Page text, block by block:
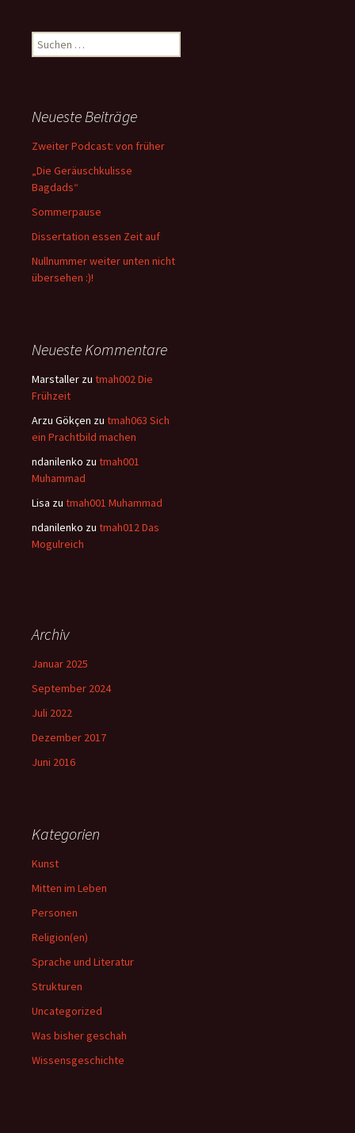
Suchen
nach:
Neueste Beiträge
Zweiter Podcast: von früher
„Die Geräuschkulisse
Bagdads“
Sommerpause
Dissertation essen Zeit auf
Nullnummer weiter unten nicht
übersehen :)!
Neueste Kommentare
Marstaller zu tmah002 Die
Frühzeit
Arzu Gökçen zu tmah063 Sich
ein Prachtbild machen
ndanilenko zu tmah001
Muhammad
Lisa zu tmah001 Muhammad
ndanilenko zu tmah012 Das
Mogulreich
Archiv
Januar 2025
September 2024
Juli 2022
Dezember 2017
Juni 2016
Kategorien
Kunst
Mitten im Leben
Personen
Religion(en)
Sprache und Literatur
Strukturen
Uncategorized
Was bisher geschah
Wissensgeschichte